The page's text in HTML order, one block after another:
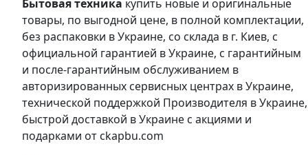
Бытовая техника купить новые и оригинальные
товары, по выгодной цене, в полной комплектации,
без распаковки в Украине, со склада в г. Киев, с
официальной гарантией в Украине, с гарантийным
и после-гарантийным обслуживанием в
авторизированных сервисных центрах в Украине,
технической поддержкой Производителя в Украине,
быстрой доставкой в Украине с акциями и
подарками от ckapbu.com